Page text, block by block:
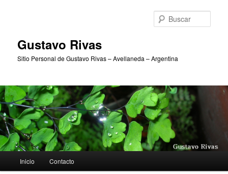
Gustavo Rivas
Sitio Personal de Gustavo Rivas – Avellaneda – Argentina
principal
Inicio Contacto